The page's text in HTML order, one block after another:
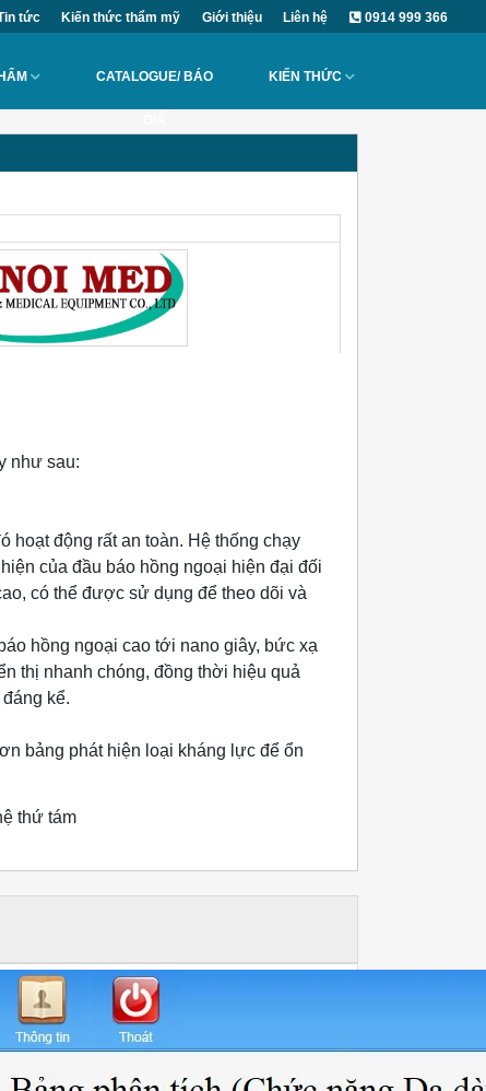
tức Kiến thức thẩm mỹ Giới thiệu Liên hệ 0914 999 366
CATALOGUE/ BÁO KIẾN THỨC
như sau:
hoạt động rất an toàn. Hệ thống chạy
của đầu báo hồng ngoại hiện đại đối
có thể được sử dụng để theo dõi và
hồng ngoại cao tới nano giây, bức xạ
thị nhanh chóng, đồng thời hiệu quả
kể.
bảng phát hiện loại kháng lực để ổn
thứ tám